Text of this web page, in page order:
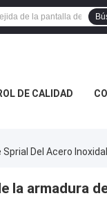
DE CALIDAD
Del Acero
la armadura